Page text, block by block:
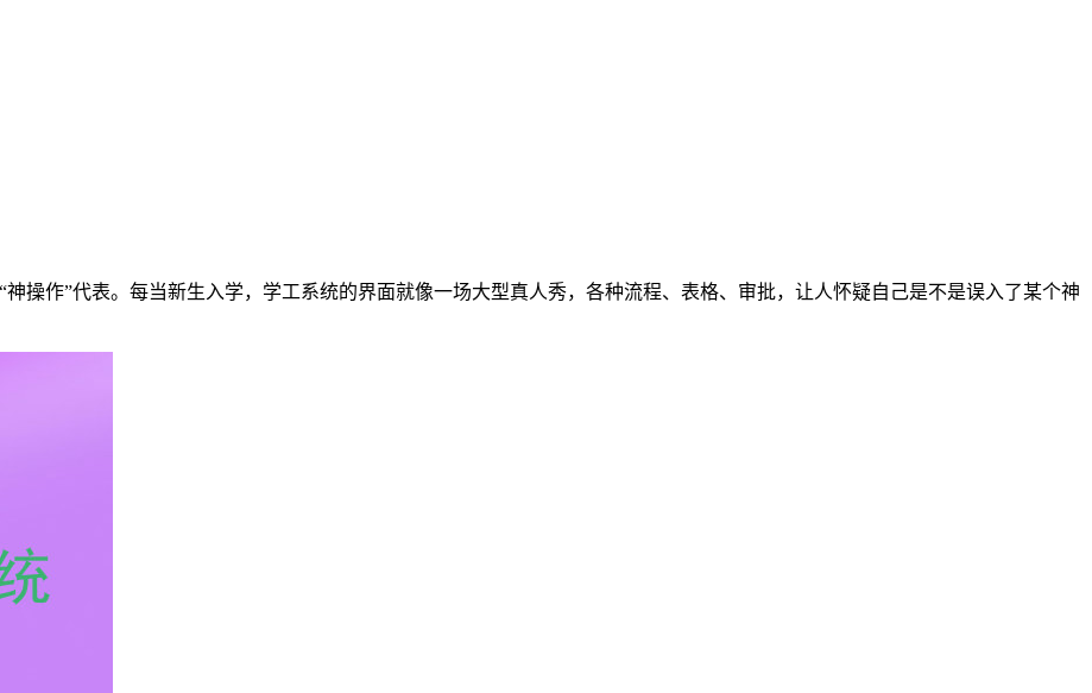
神操作”代表。每当新生入学，学工系统的界面就像一场大型真人秀，各种流程、表格、审批，让人怀疑自己是不是误入了某个神